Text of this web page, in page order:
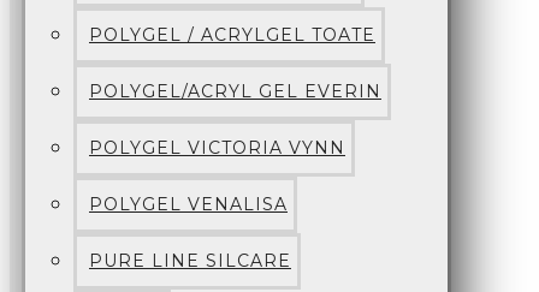
POLYGEL / ACRYLGEL TOATE
POLYGEL/ACRYL GEL EVERIN
POLYGEL VICTORIA VYNN
POLYGEL VENALISA
PURE LINE SILCARE